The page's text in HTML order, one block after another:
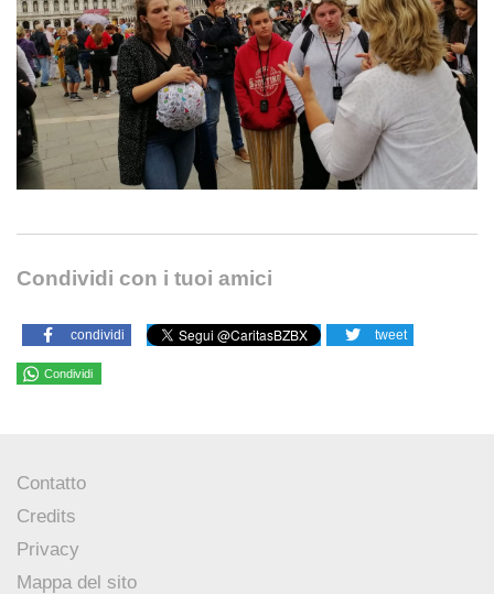
Condividi con i tuoi amici
condividi tweet
Condividi
Contatto
Credits
Privacy
Mappa del sito